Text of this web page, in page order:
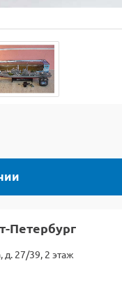
Петербург
д. 27/39, 2 этаж